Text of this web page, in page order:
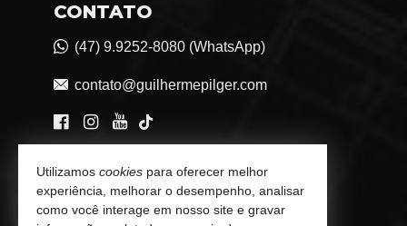
CONTATO
(47) 9.9252-8080 (WhatsApp)
contato@guilhermepilger.com
VEJA MAIS
Consultoria Imobiliária Personalizada
Utilizamos cookies para oferecer melhor
experiência, melhorar o desempenho, analisar
como você interage em nosso site e gravar